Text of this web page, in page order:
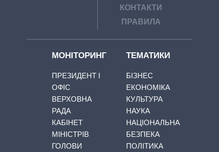
КОНТАКТИ
ПРАВИЛА
МОНІТОРИНГ
ПРЕЗИДЕНТ І
ОФІС
ВЕРХОВНА
РАДА
КАБІНЕТ
МІНІСТРІВ
ГОЛОВИ
ТЕМАТИКИ
БІЗНЕС
ЕКОНОМІКА
КУЛЬТУРА
НАУКА
НАЦІОНАЛЬНА
БЕЗПЕКА
ПОЛІТИКА